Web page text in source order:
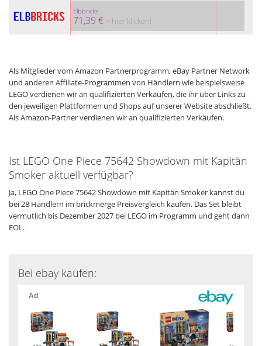
Elbbricks
71,39 € > hier klicken!
Als Mitglieder vom Amazon Partnerprogramm, eBay Partner Network
und anderen Affiliate-Programmen von Händlern wie beispielsweise
LEGO verdienen wir an qualifizierten Verkäufen, die ihr über Links zu
den jeweiligen Plattformen und Shops auf unserer Website abschließt.
Als Amazon-Partner verdienen wir an qualifizierten Verkäufen.
Ist LEGO One Piece 75642 Showdown mit Kapitän
Smoker aktuell verfügbar?
Ja, LEGO One Piece 75642 Showdown mit Kapitän Smoker kannst du
bei 28 Händlern im brickmerge Preisvergleich kaufen. Das Set bleibt
vermutlich bis Dezember 2027 bei LEGO im Programm und geht dann
EOL.
Bei ebay kaufen: